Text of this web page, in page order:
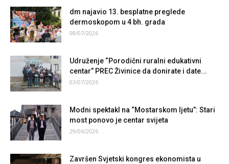
dm najavio 13. besplatne preglede
dermoskopom u 4 bh. grada
08/07/2026
Udruženje “Porodični ruralni edukativni
centar” PREC Živinice da donirate i date...
03/07/2026
Modni spektakl na “Mostarskom ljetu”: Stari
most ponovo je centar svijeta
29/06/2026
Završen Svjetski kongres ekonomista u